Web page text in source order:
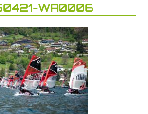
WA0006